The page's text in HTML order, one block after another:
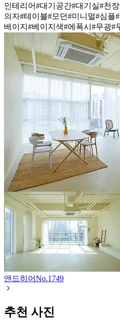
인테리어#대기공간#대기실#천장
의자#테이블#모던#미니멀#심플
베이지 #베이지색#에폭시 #무광#
앤드히어No.1749
추천 사진